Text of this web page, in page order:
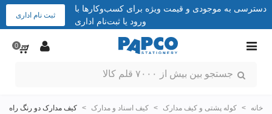
دسترسی به موجودی و قیمت ویژه برای کسب‌وکارها با
ورود یا ثبت‌نام اداری
ثبت نام اداری
0
خانه > کوله پشتی و کیف مدارک > کیف اسناد و مدارک > کیف مدارک دو رنگ راه